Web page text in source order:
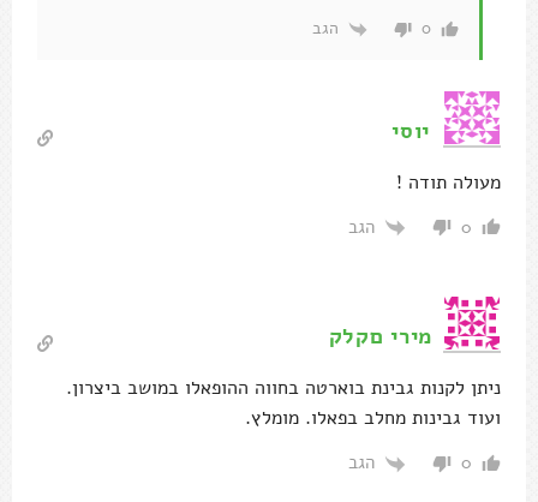
0 הגב
יוסי
מעולה תודה !
0 הגב
מירי םקלק
ניתן לקנות גבינת בוארטה בחווה ההופאלו במושב ביצרון.
ועוד גבינות מחלב בפאלו. מומלץ.
0 הגב